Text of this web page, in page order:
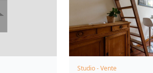
Studio - Vente